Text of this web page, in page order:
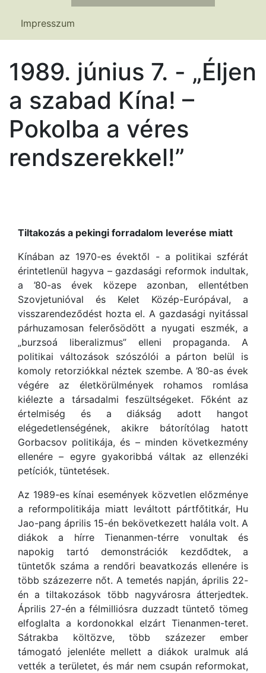
Impresszum
1989. június 7. - „Éljen
a szabad Kína! –
Pokolba a véres
rendszerekkel!”
Tiltakozás a pekingi forradalom leverése miatt
Kínában az 1970-es évektől - a politikai szférát
érintetlenül hagyva – gazdasági reformok indultak,
a ’80-as évek közepe azonban, ellentétben
Szovjetunióval és Kelet Közép-Európával, a
visszarendeződést hozta el. A gazdasági nyitással
párhuzamosan felerősödött a nyugati eszmék, a
„burzsoá liberalizmus” elleni propaganda. A
politikai változások szószólói a párton belül is
komoly retorziókkal néztek szembe. A ’80-as évek
végére az életkörülmények rohamos romlása
kiélezte a társadalmi feszültségeket. Főként az
értelmiség és a diákság adott hangot
elégedetlenségének, akikre bátorítólag hatott
Gorbacsov politikája, és – minden következmény
ellenére – egyre gyakoribbá váltak az ellenzéki
petíciók, tüntetések.
Az 1989-es kínai események közvetlen előzménye
a reformpolitikája miatt leváltott pártfőtitkár, Hu
Jao-pang április 15-én bekövetkezett halála volt. A
diákok a hírre Tienanmen-térre vonultak és
napokig tartó demonstrációk kezdődtek, a
tüntetők száma a rendőri beavatkozás ellenére is
több százezerre nőt. A temetés napján, április 22-
én a tiltakozások több nagyvárosra átterjedtek.
Április 27-én a félmilliósra duzzadt tüntető tömeg
elfoglalta a kordonokkal elzárt Tienanmen-teret.
Sátrakba költözve, több százezer ember
támogató jelenléte mellett a diákok uralmuk alá
vették a területet, és már nem csupán reformokat,